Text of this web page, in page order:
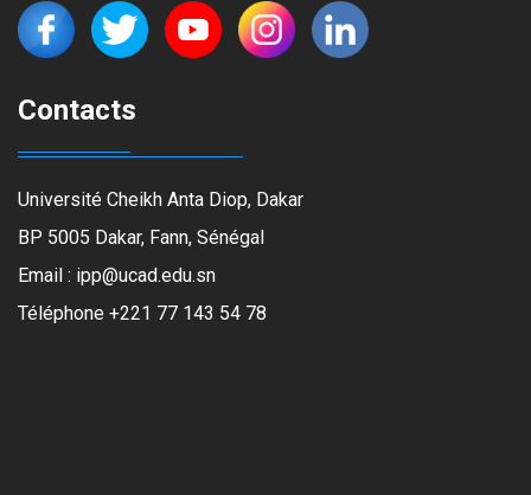
Contacts
Université Cheikh Anta Diop, Dakar
BP 5005 Dakar, Fann, Sénégal
Email : ipp@ucad.edu.sn
Téléphone +221 77 143 54 78